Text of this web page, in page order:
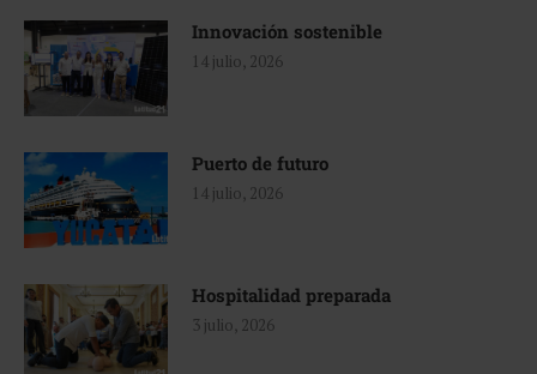
Innovación sostenible
14 julio, 2026
Puerto de futuro
14 julio, 2026
Hospitalidad preparada
3 julio, 2026